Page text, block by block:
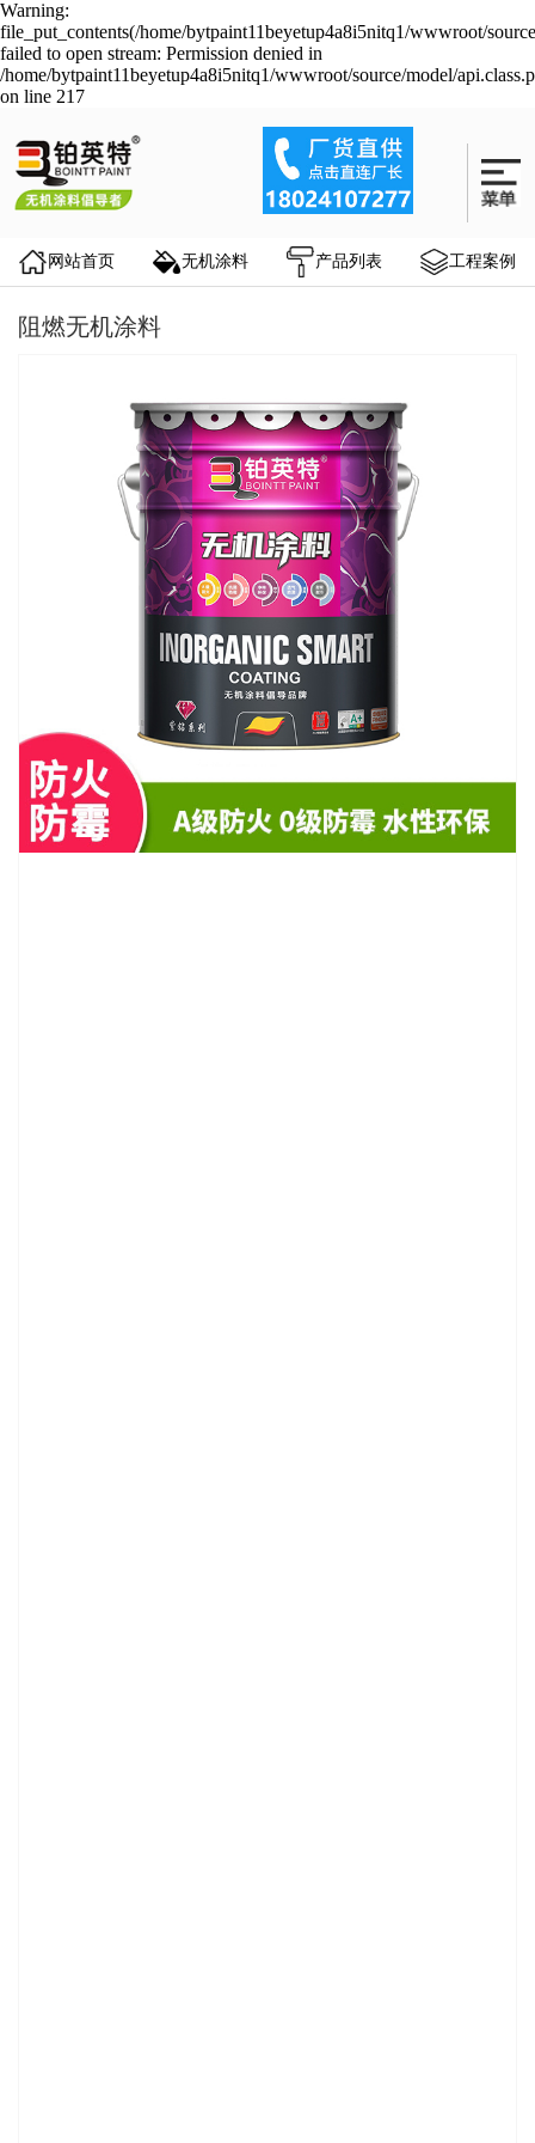
Warning:
file_put_contents(/home/bytpaint11beyetup4a8i5nitq1/wwwroot/
failed to open stream: Permission denied in
/home/bytpaint11beyetup4a8i5nitq1/wwwroot/source/model/
on line 217
网站首页 无机涂料 产品列表 工程案例
阻燃无机涂料